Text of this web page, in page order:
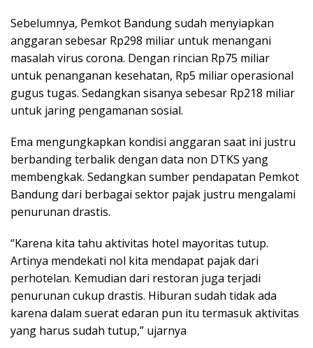
Sebelumnya, Pemkot Bandung sudah menyiapkan
anggaran sebesar Rp298 miliar untuk menangani
masalah virus corona. Dengan rincian Rp75 miliar
untuk penanganan kesehatan, Rp5 miliar operasional
gugus tugas. Sedangkan sisanya sebesar Rp218 miliar
untuk jaring pengamanan sosial.
Ema mengungkapkan kondisi anggaran saat ini justru
berbanding terbalik dengan data non DTKS yang
membengkak. Sedangkan sumber pendapatan Pemkot
Bandung dari berbagai sektor pajak justru mengalami
penurunan drastis.
“Karena kita tahu aktivitas hotel mayoritas tutup.
Artinya mendekati nol kita mendapat pajak dari
perhotelan. Kemudian dari restoran juga terjadi
penurunan cukup drastis. Hiburan sudah tidak ada
karena dalam suerat edaran pun itu termasuk aktivitas
yang harus sudah tutup,” ujarnya